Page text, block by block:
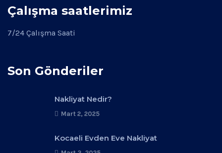
Çalışma saatlerimiz
7/24 Çalışma Saati
Son Gönderiler
Nakliyat Nedir?
Mart 2, 2025
Kocaeli Evden Eve Nakliyat